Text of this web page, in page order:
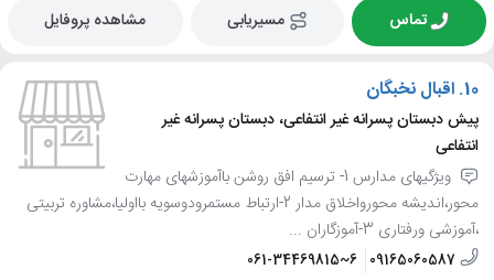
تماس مسیریابی مشاهده پروفایل
10. اقبال نخبگان
پیش دبستان پسرانه غیر انتفاعی، دبستان پسرانه غیر
انتفاعی
ویژگیهای مدارس 1- ترسیم افق روشن باآموزشهای مهارت
محور،اندیشه محورواخلاق مدار 2-ارتباط مستمرودوسویه بااولیا،مشاوره تربیتی
،آموزشی ورفتاری 3-آموزگاران ...
09165060587
061-34469815~6